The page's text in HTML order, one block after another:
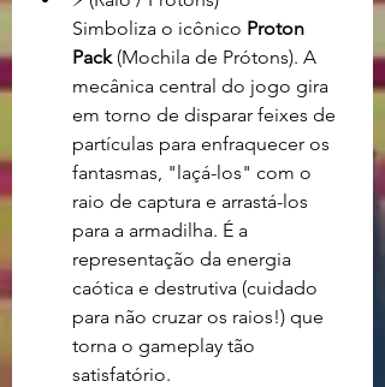
Simboliza o icônico Proton
Pack (Mochila de Prótons). A
mecânica central do jogo gira
em torno de disparar feixes de
partículas para enfraquecer os
fantasmas, "laçá-los" com o
raio de captura e arrastá-los
para a armadilha. É a
representação da energia
caótica e destrutiva (cuidado
para não cruzar os raios!) que
torna o gameplay tão
satisfatório.